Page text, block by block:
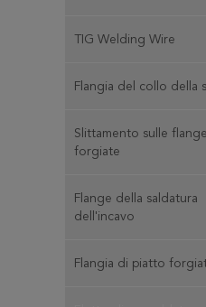
TIG Welding Wire
Flangia del collo della
Slittamento sulle flange
forgiate
Flange della saldatura
dell'incavo
Flangia di piatto